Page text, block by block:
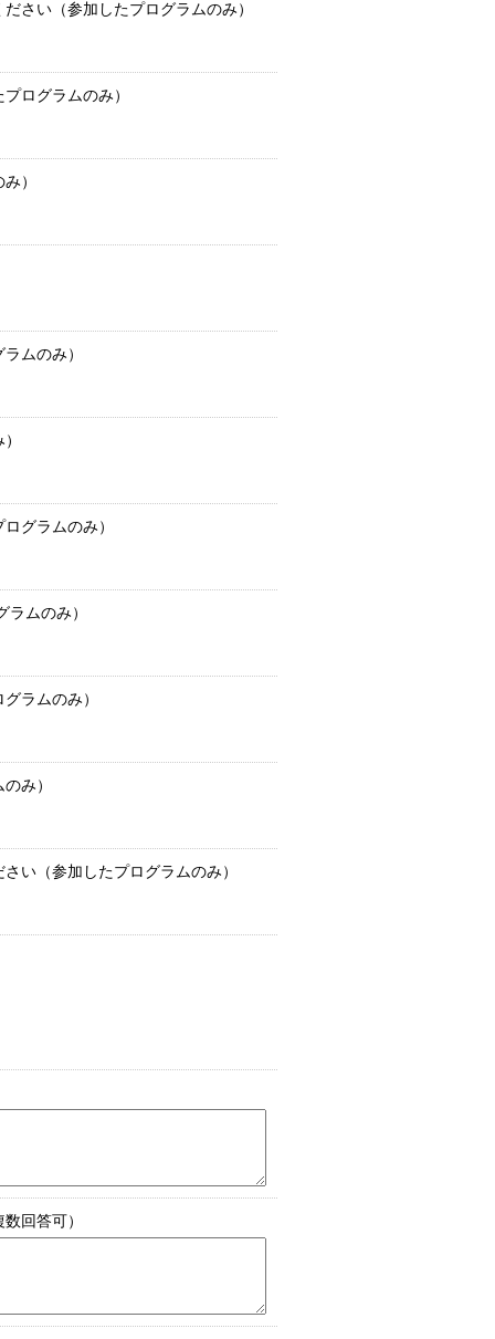
さい（参加したプログラムのみ）
ログラムのみ）
）
ムのみ）
グラムのみ）
ムのみ）
ラムのみ）
み）
い（参加したプログラムのみ）
回答可）